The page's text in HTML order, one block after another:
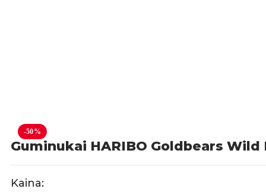
-50%
Guminukai HARIBO Goldbears Wild
Kaina: